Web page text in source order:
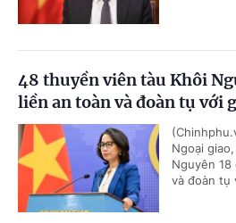
48 thuyền viên tàu Khôi
liền an toàn và đoàn tụ với
Ngoại
Nguyên
và đoàn tụ